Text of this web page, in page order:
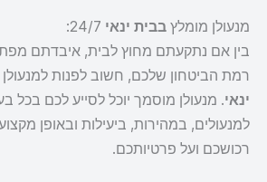
מנעולן מומלץ בבית ינאי 24/7:
בין אם נתקעתם מחוץ לבית, איבדתם
רמת הביטחון שלכם, חשוב לפנות למנעולן
ינאי. מנעולן מוסמך יוכל לסייע לכם בכל
למנעולים, במהירות, ביעילות ובאופן
רכושכם ועל פרטיותכם.